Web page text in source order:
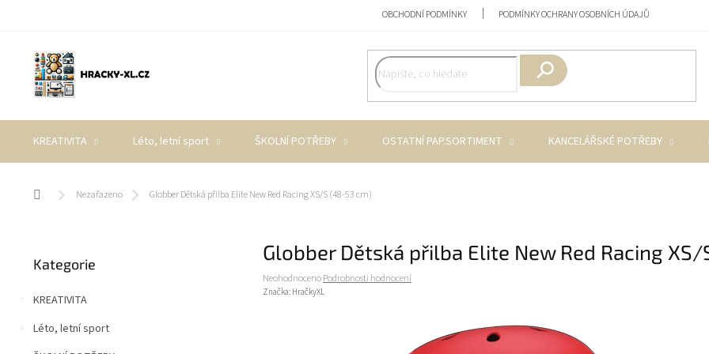
OBCHODNÍ PODMÍNKY PODMÍNKY OCHRANY OSOBNÍCH ÚDAJŮ
KREATIVITA Léto, letní sport ŠKOLNÍ POTŘEBY OSTATNÍ PAP.SORTIMENT KANCELÁŘSKÉ POTŘEBY
Domů Nezařazeno Globber Dětská přilba Elite New Red Racing XS/S (48-53 cm)
s
r
a
kategorie
Kategorie
KREATIVITA
Léto, letní sport
Globber Dětská přilba Elite New Red Racing
Průměrné
hodnocení
NeohodnocenoPodrobnosti hodnocení
Značka: HračkyXL